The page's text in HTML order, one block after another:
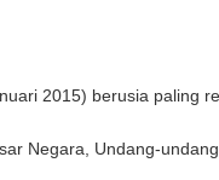
2015) berusia paling
Undang-undang